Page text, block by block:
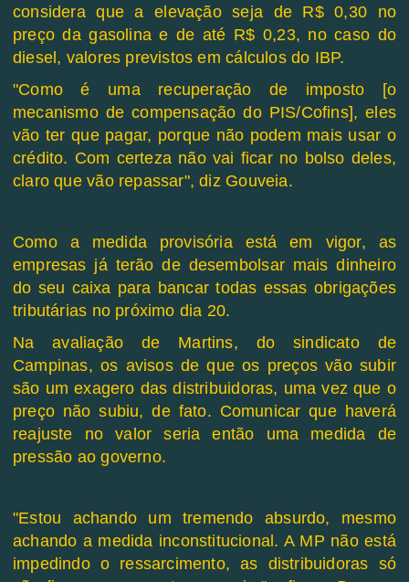
considera que a elevação seja de R$ 0,30 no
preço da gasolina e de até R$ 0,23, no caso do
diesel, valores previstos em cálculos do IBP.
"Como é uma recuperação de imposto [o
mecanismo de compensação do PIS/Cofins], eles
vão ter que pagar, porque não podem mais usar o
crédito. Com certeza não vai ficar no bolso deles,
claro que vão repassar", diz Gouveia.
Como a medida provisória está em vigor, as
empresas já terão de desembolsar mais dinheiro
do seu caixa para bancar todas essas obrigações
tributárias no próximo dia 20.
Na avaliação de Martins, do sindicato de
Campinas, os avisos de que os preços vão subir
são um exagero das distribuidoras, uma vez que o
preço não subiu, de fato. Comunicar que haverá
reajuste no valor seria então uma medida de
pressão ao governo.
"Estou achando um tremendo absurdo, mesmo
achando a medida inconstitucional. A MP não está
impedindo o ressarcimento, as distribuidoras só